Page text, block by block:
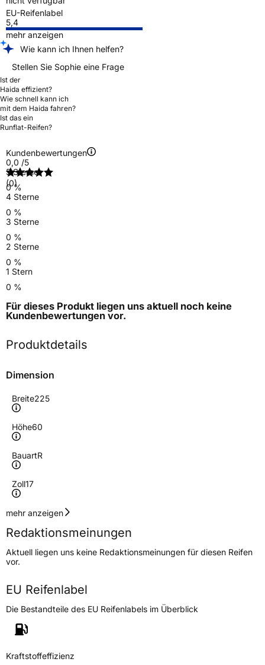
EU-Reifenlabel
5,4
mehr anzeigen
Wie kann ich Ihnen helfen?
Stellen Sie Sophie eine Frage
Ist der
Haida effizient?
Wie schnell kann ich
mit dem Haida fahren?
Ist das ein
Runflat-Reifen?
Kundenbewertungen
0,0 /5
(0)
5 Sterne
0 %
4 Sterne
0 %
3 Sterne
0 %
2 Sterne
0 %
1 Stern
0 %
Für dieses Produkt liegen uns aktuell noch keine
Kundenbewertungen vor.
Produktdetails
Dimension
Breite225
Höhe60
BauartR
Zoll17
Geschwindigkeitsindex
Lastindex 99
Generelle Merkmale
Verwendung
ModellnameHD 668
mehr anzeigen
Redaktionsmeinungen
Aktuell liegen uns keine Redaktionsmeinungen für diesen Reifen
vor.
EU Reifenlabel
Die Bestandteile des EU Reifenlabels im Überblick
Kraftstoffeffizienz